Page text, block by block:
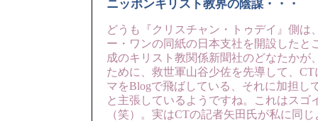
ニッポンキリスト教界の陰謀・・・
どうも『クリスチャン・トゥデイ』側は
ー・ワンの同紙の日本支社を開設したと
成のキリスト教関係新聞社のどなたかが
ために、救世軍山谷少佐を先導して、
マをBlogで飛ばしている、それに加担し
と主張しているようですね。これはスゴ
（笑）。実はCTの記者矢田氏が私に同